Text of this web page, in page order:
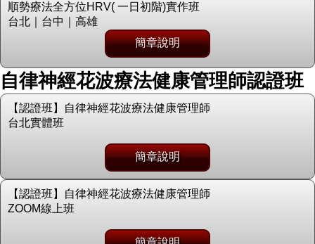
順勢療法全方位HRV( 一日初階)實作班
台北｜台中｜高雄
簡章說明
自律神經花波療法健康管理師認證班
【認證班】自律神經花波療法健康管理師
台北實體班
簡章說明
【認證班】自律神經花波療法健康管理師
ZOOM線上班